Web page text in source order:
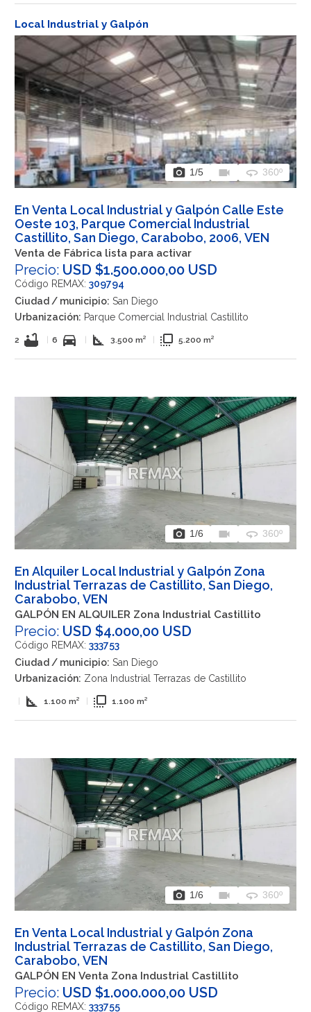
Local Industrial y Galpón
photo_camera 1/5 videocam 360 360º
En Venta Local Industrial y Galpón Calle Este
Oeste 103, Parque Comercial Industrial
Castillito, San Diego, Carabobo, 2006, VEN
Venta de Fábrica lista para activar
Precio: USD $1.500.000,00 USD
Código REMAX: 309794
Ciudad / municipio: San Diego
Urbanización: Parque Comercial Industrial Castillito
2 bathtub 6 directions_car square_foot 3.500 m² flip_to_front 5.200 m²
photo_camera 1/6 videocam 360 360º
En Alquiler Local Industrial y Galpón Zona
Industrial Terrazas de Castillito, San Diego,
Carabobo, VEN
GALPÓN EN ALQUILER Zona Industrial Castillito
Precio: USD $4.000,00 USD
Código REMAX: 333753
Ciudad / municipio: San Diego
Urbanización: Zona Industrial Terrazas de Castillito
square_foot 1.100 m² flip_to_front 1.100 m²
photo_camera 1/6 videocam 360 360º
En Venta Local Industrial y Galpón Zona
Industrial Terrazas de Castillito, San Diego,
Carabobo, VEN
GALPÓN EN Venta Zona Industrial Castillito
Precio: USD $1.000.000,00 USD
Código REMAX: 333755